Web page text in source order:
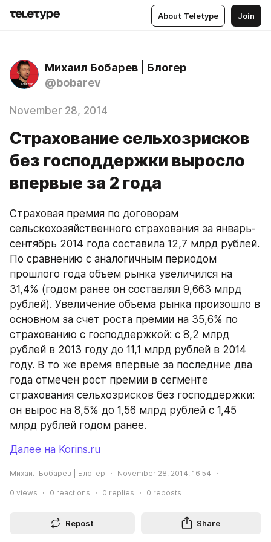
About Teletype Join
Михаил Бобарев | Блогер
@bobarev
November 28, 2014
Страхование сельхозрисков
без господдержки выросло
впервые за 2 года
Страховая премия по договорам
сельскохозяйственного страхования за январь-
сентябрь 2014 года составила 12,7 млрд рублей.
По сравнению с аналогичным периодом
прошлого года объем рынка увеличился на
31,4% (годом ранее он составлял 9,663 млрд
рублей). Увеличение объема рынка произошло в
основном за счет роста премии на 35,6% по
страхованию с господдержкой: с 8,2 млрд
рублей в 2013 году до 11,1 млрд рублей в 2014
году. В то же время впервые за последние два
года отмечен рост премии в сегменте
страхования сельхозрисков без господдержки:
он вырос на 8,5% до 1,56 млрд рублей с 1,45
млрд рублей годом ранее.
Далее на Korins.ru
Михаил Бобарев | Блогер November 28, 2014, 16:54
0 views 0 reactions 0 replies 0 reposts
Repost Share